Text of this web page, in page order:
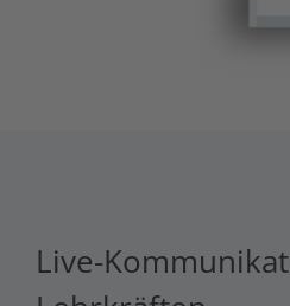
Live-